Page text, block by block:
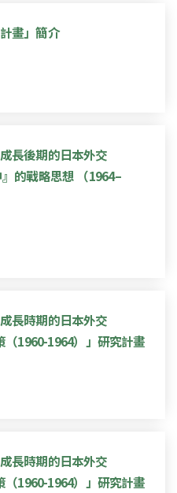
畫」簡介
長後期的日本外交
的戰略思想 （1964–
長時期的日本外交
（1960-1964）」研究計畫
長時期的日本外交
（1960-1964）」研究計畫